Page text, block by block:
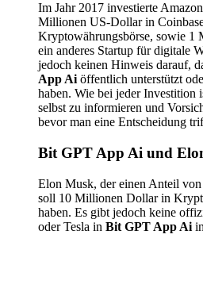
Im Jahr 2017 investierte
Millionen US-Dollar in
Kryptowährungsbörse, sowie
ein anderes Startup für digitale
jedoch keinen Hinweis darauf,
App Aiöffentlich unterstützt
haben. Wie bei jeder Investition
selbst zu informieren und
bevor man eine Entscheidung
Bit GPT App Ai und
Elon Musk, der einen Anteil von
soll 10 Millionen Dollar in
haben. Es gibt jedoch keine
oder Tesla in Bit GPT App Ai